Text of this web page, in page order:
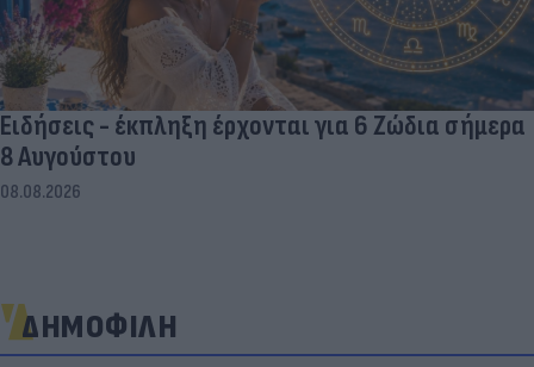
Ειδήσεις - έκπληξη έρχονται για 6 Ζώδια σήμερα
8 Αυγούστου
08.08.2026
ΔΗΜΟΦΙΛΗ